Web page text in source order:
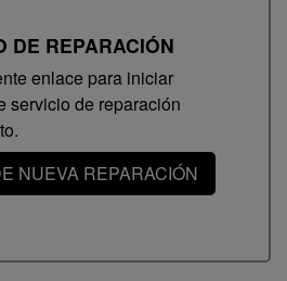
DE REPARACIÓN
enlace para iniciar
servicio de reparación
NUEVA REPARACIÓN